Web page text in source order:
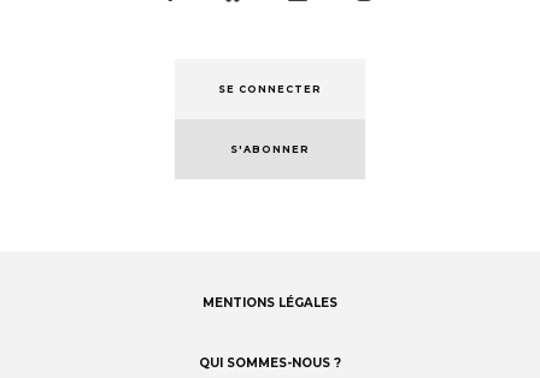
SE CONNECTER
S'ABONNER
MENTIONS LÉGALES
QUI SOMMES-NOUS ?